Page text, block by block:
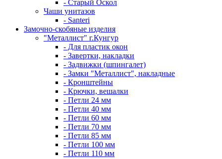
- Старый Оскол
Чаши унитазов
- Santeri
Замочно-скобяные изделия
"Металлист" г.Кунгур
- Для пластик окон
- Завертки, накладки
- Задвижки (шпингалет)
- Замки "Металлист", накладные
- Кронштейны
- Крючки, вешалки
- Петли 24 мм
- Петли 40 мм
- Петли 60 мм
- Петли 70 мм
- Петли 85 мм
- Петли 100 мм
- Петли 110 мм